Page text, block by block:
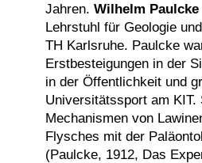
Jahren. Wilhelm Paulcke
Lehrstuhl für Geologie
TH Karlsruhe. Paulcke
Erstbesteigungen in der
in der Öffentlichkeit und
Universitätssport am
Mechanismen von
Flysches mit der
(Paulcke, 1912, Das